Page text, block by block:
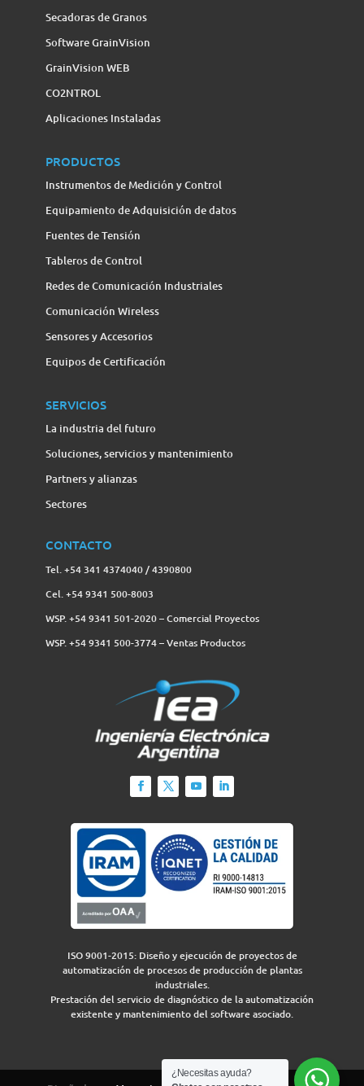
Secadoras de Granos
Software GrainVision
GrainVision WEB
CO2NTROL
Aplicaciones Instaladas
PRODUCTOS
Instrumentos de Medición y Control
Equipamiento de Adquisición de datos
Fuentes de Tensión
Tableros de Control
Redes de Comunicación Industriales
Comunicación Wireless
Sensores y Accesorios
Equipos de Certificación
SERVICIOS
La industria del futuro
Soluciones, servicios y mantenimiento
Partners y alianzas
Sectores
CONTACTO
Tel. +54 341 4374040 / 4390800
Cel. +54 9341 500-8003
WSP. +54 9341 501-2020 – Comercial Proyectos
WSP. +54 9341 500-3774‬ – Ventas Productos
ISO 9001-2015: Diseño y ejecución de proyectos de
automatización de procesos de producción de plantas
industriales.
Prestación del servicio de diagnóstico de la automatización
existente y mantenimiento del software asociado.
¿Necesitas ayuda?